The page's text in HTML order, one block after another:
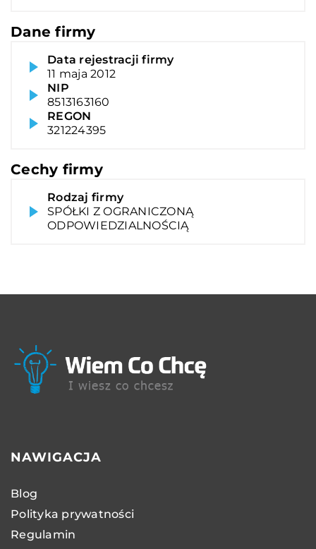
Dane firmy
Data rejestracji firmy
11 maja 2012
NIP
8513163160
REGON
321224395
Cechy firmy
Rodzaj firmy
SPÓŁKI Z OGRANICZONĄ
ODPOWIEDZIALNOŚCIĄ
NAWIGACJA
Blog
Polityka prywatności
Regulamin